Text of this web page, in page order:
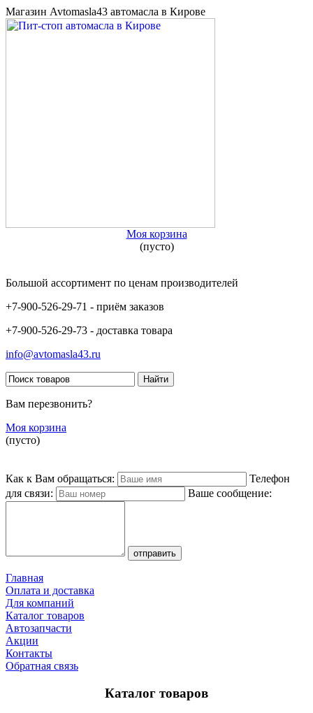
Магазин Avtomasla43 автомасла в Кирове
Моя корзина
(пусто)
Большой ассортимент по ценам производителей
+7-900-526-29-71 - приём заказов
+7-900-526-29-73 - доставка товара
info@avtomasla43.ru
Вам перезвонить?
Моя корзина
(пусто)
Как к Вам обращаться:
Телефон
для связи:
Ваше сообщение:
Главная
Оплата и доставка
Для компаний
Каталог товаров
Автозапчасти
Акции
Контакты
Обратная связь
Каталог товаров